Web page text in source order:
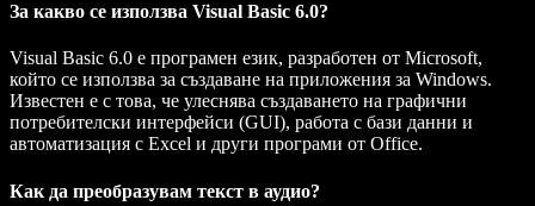
За какво се използва Visual Basic 6.0?
Visual Basic 6.0 е програмен език, разработен от Microsoft,
който се използва за създаване на приложения за Windows.
Известен е с това, че улеснява създаването на графични
потребителски интерфейси (GUI), работа с бази данни и
автоматизация с Excel и други програми от Office.
Как да преобразувам текст в аудио?